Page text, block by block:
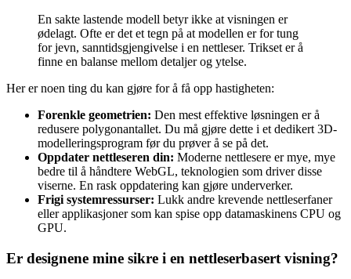
En sakte lastende modell betyr ikke at visningen er
ødelagt. Ofte er det et tegn på at modellen er for tung
for jevn, sanntidsgjengivelse i en nettleser. Trikset er å
finne en balanse mellom detaljer og ytelse.
Her er noen ting du kan gjøre for å få opp hastigheten:
Forenkle geometrien: Den mest effektive løsningen er å
redusere polygonantallet. Du må gjøre dette i et dedikert 3D-
modelleringsprogram før du prøver å se på det.
Oppdater nettleseren din: Moderne nettlesere er mye, mye
bedre til å håndtere WebGL, teknologien som driver disse
viserne. En rask oppdatering kan gjøre underverker.
Frigi systemressurser: Lukk andre krevende nettleserfaner
eller applikasjoner som kan spise opp datamaskinens CPU og
GPU.
Er designene mine sikre i en nettleserbasert visning?